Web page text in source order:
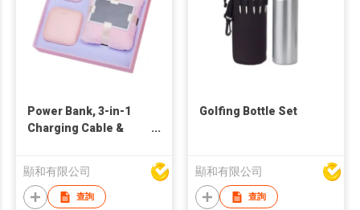
Power Bank, 3-in-1
Charging Cable &
顯和有限公司
查詢
Golfing Bottle Set
顯和有限公司
查詢